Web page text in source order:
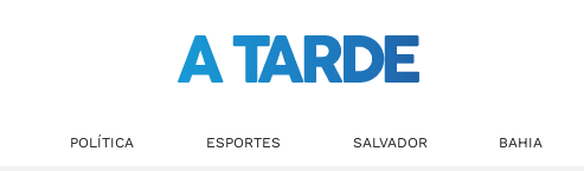
POLÍTICA ESPORTES SALVADOR BAHIA